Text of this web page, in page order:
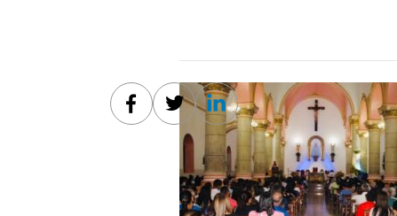
Facebook
TwitterLinkedin